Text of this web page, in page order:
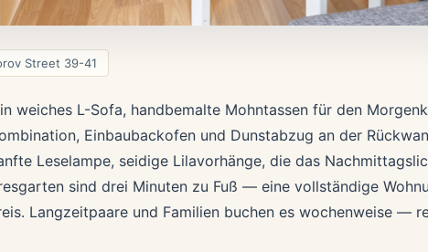
Street 39-41
weiches L-Sofa, handbemalte Mohntassen für den
Einbaubackofen und Dunstabzug an der
Leselampe, seidige Lilavorhänge, die das
sind drei Minuten zu Fuß — eine vollständige
Langzeitpaare und Familien buchen es wochenweise —